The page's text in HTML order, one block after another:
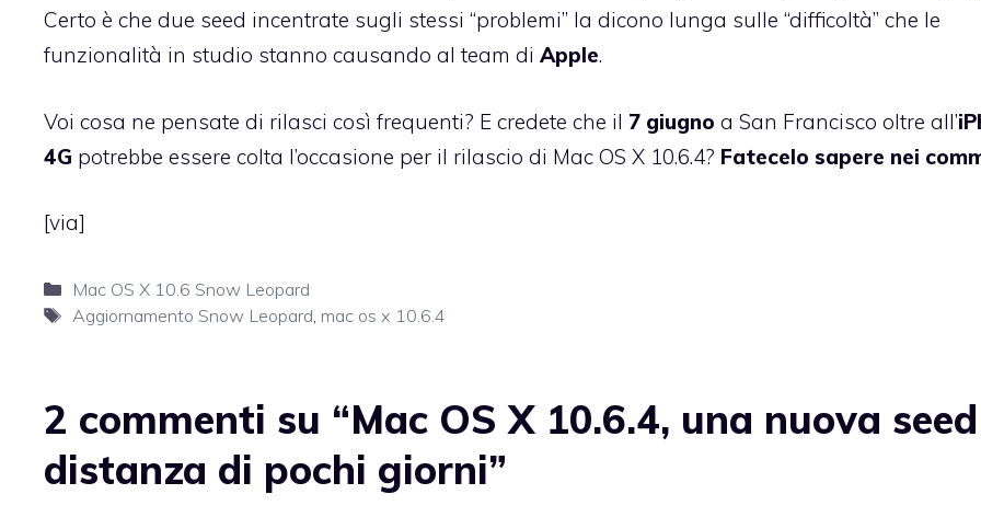
Certo è che due seed incentrate sugli stessi “problemi” la dicono lunga sulle “difficoltà” che le
funzionalità in studio stanno causando al team di Apple.
Voi cosa ne pensate di rilasci così frequenti? E credete che il 7 giugno a San Francisco oltre all’
4G potrebbe essere colta l’occasione per il rilascio di Mac OS X 10.6.4? Fatecelo sapere nei
[via]
Categorie
Mac OS X 10.6 Snow Leopard
Tag
Aggiornamento Snow Leopard mac os x 10.6.4
2 commenti su “Mac OS X 10.6.4, una nuova
distanza di pochi giorni”